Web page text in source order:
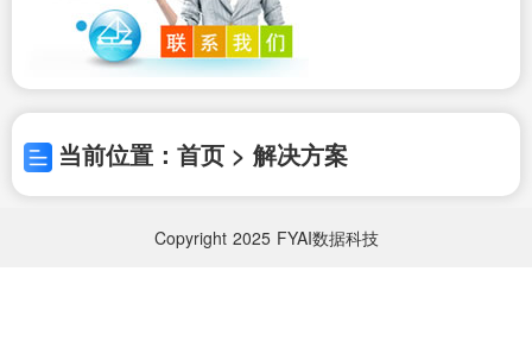
当前位置：首页 > 解决方案
Copyright 2025 FYAI数据科技